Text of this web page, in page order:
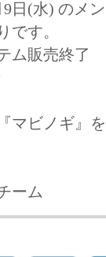
9日(水) のメ
です。
ム販売終了
マビノギ』
ーム